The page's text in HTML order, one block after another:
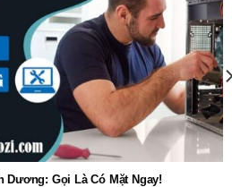
Dương: Gọi Là Có Mặt Ngay!